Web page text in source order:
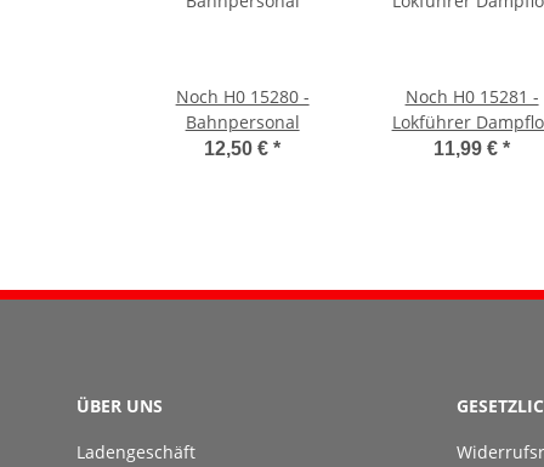
Noch H0 15280 -
Bahnpersonal
12,50 €*
Noch H0 15281 -
Lokführer
11,99 €*
ÜBER UNS
Ladengeschäft